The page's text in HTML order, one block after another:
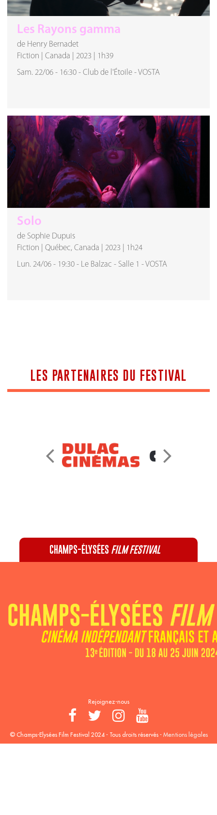
Les Rayons gamma
de Henry Bernadet
Fiction
Canada 2023
1h39
Sam. 22/06 - 16:30 - Club de l'Étoile -VOSTA
Solo
de Sophie Dupuis
Fiction
Québec, Canada 2023
1h24
Lun. 24/06 - 19:30 - Le Balzac - Salle 1 -VOSTA
LES PARTENAIRES DU FESTIVAL
CHAMPS-ÉLYSÉES FILM FESTIVAL
Recevez notre newsletter :
Rejoignez-nous
© Champs-Elysées Film Festival 2024 - Tous droits réservés - Mentions légales